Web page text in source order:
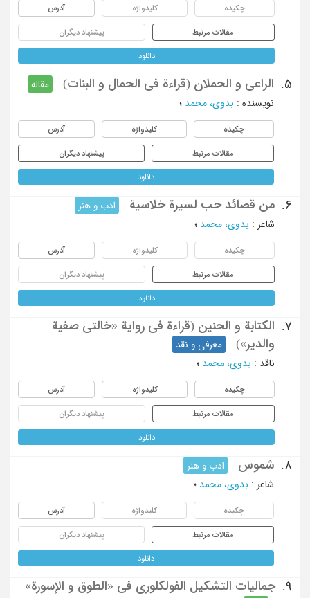
چکیده کلیدواژه آدرس
مقالات مرتبط پیشنهاد دیگران
دانلود
5. الراعی و الحملان (قراءة فی الحمال و البنات)
مقاله
نویسنده : بدوی، محمد ؛
چکیده کلیدواژه آدرس
مقالات مرتبط پیشنهاد دیگران
دانلود
6. من قصائد حب لسیرة خلاسیة
ادب و هنر
شاعر : بدوی، محمد ؛
چکیده کلیدواژه آدرس
مقالات مرتبط پیشنهاد دیگران
دانلود
7.
الکتابة و الحنین (قراءة فی روایة «خالتی صفیة
والدیر»)
معرفی و نقد
ناقد : بدوی، محمد ؛
چکیده کلیدواژه آدرس
مقالات مرتبط پیشنهاد دیگران
دانلود
8. شموس
ادب و هنر
شاعر : بدوی، محمد ؛
چکیده کلیدواژه آدرس
مقالات مرتبط پیشنهاد دیگران
دانلود
9. جمالیات التشکیل الفولکلوری فی «الطوق و الإسورة»